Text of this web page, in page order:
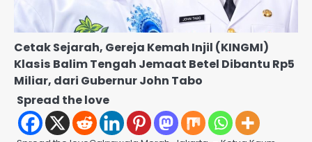
Cetak Sejarah, Gereja Kemah Injil (KINGMI)
Klasis Balim Tengah Jemaat Betel Dibantu Rp5
Miliar, dari Gubernur John Tabo
Spread the love